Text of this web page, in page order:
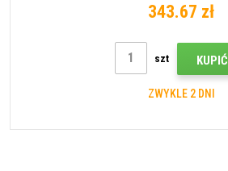
343.67 zł
szt KUPIĆ
ZWYKLE 2 DNI